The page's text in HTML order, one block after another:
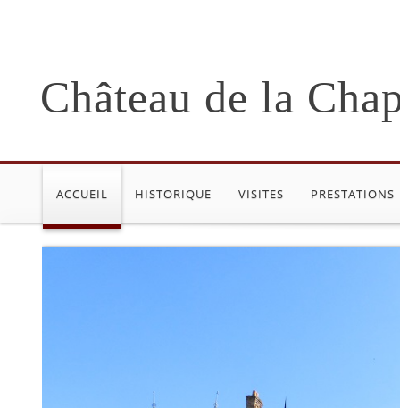
Château de la
ACCUEIL HISTORIQUE VISITES PRESTATIONS